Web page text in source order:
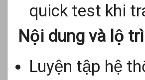
quick test khi
Nội dung và lộ
Luyện tập hệ